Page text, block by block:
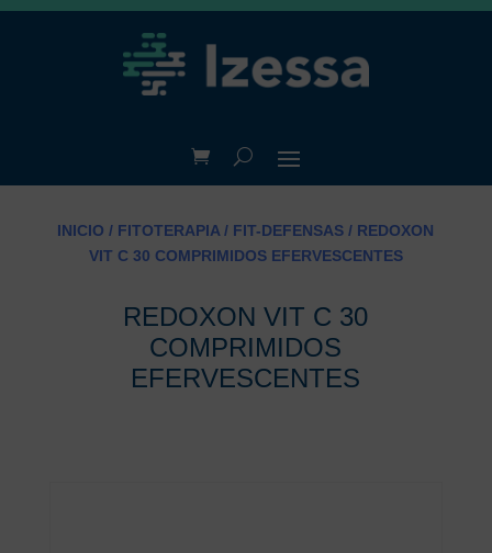
INICIO / FITOTERAPIA / FIT-DEFENSAS / REDOXON
VIT C 30 COMPRIMIDOS EFERVESCENTES
REDOXON VIT C 30
COMPRIMIDOS
EFERVESCENTES